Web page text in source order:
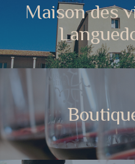
Maison des